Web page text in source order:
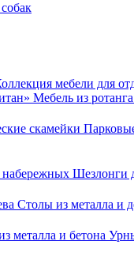
мебели для
Мебель из ротанга
скамейки
Шезлонги
Столы из металла и
металла и бетона